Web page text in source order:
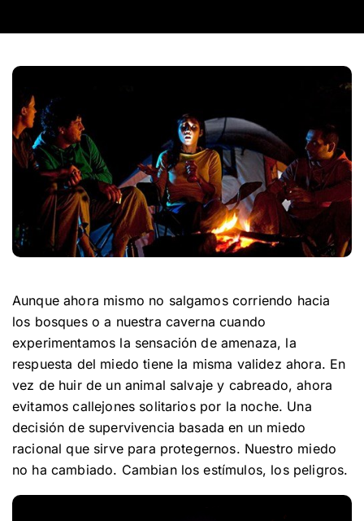
Aunque ahora mismo no salgamos corriendo hacia
los bosques o a nuestra caverna cuando
experimentamos la sensación de amenaza, la
respuesta del miedo tiene la misma validez ahora. En
vez de huir de un animal salvaje y cabreado, ahora
evitamos callejones solitarios por la noche. Una
decisión de supervivencia basada en un miedo
racional que sirve para protegernos. Nuestro miedo
no ha cambiado. Cambian los estímulos, los peligros.